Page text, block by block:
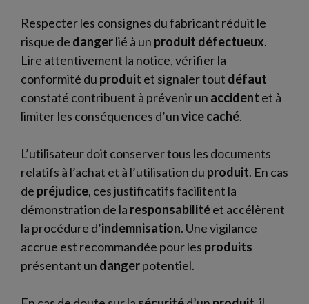
Respecter les consignes du fabricant réduit le
risque de dangerlié à un produit défectueux.
Lire attentivement la notice, vérifier la
conformité du produit et signaler tout défaut
constaté contribuent à prévenir un accident et à
limiter les conséquences d’unvice caché.
L’utilisateur doit conserver tous les documents
relatifs à l’achat et à l’utilisation du produit. En cas
de préjudice, ces justificatifs facilitent la
démonstration de la responsabilitéet accélèrent
la procédure d’indemnisation. Une vigilance
accrue est recommandée pour les produits
présentant un dangerpotentiel.